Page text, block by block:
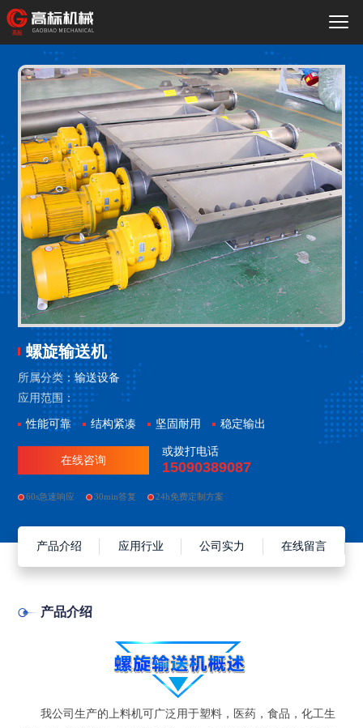
螺旋输送机
所属分类：输送设备
应用范围：
性能可靠 结构紧凑 坚固耐用 稳定输出
在线咨询
或拨打电话
15090389087
60s急速响应 30min答复 24h免费定制方案
产品介绍 应用行业 公司实力 在线留言
产品介绍
我公司生产的上料机可广泛用于塑料，医药，食品，化工生